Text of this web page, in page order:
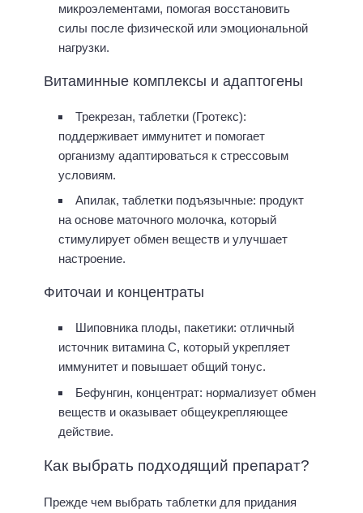
микроэлементами, помогая восстановить
силы после физической или эмоциональной
нагрузки.
Витаминные комплексы и адаптогены
Трекрезан, таблетки (Гротекс):
поддерживает иммунитет и помогает
организму адаптироваться к стрессовым
условиям.
Апилак, таблетки подъязычные: продукт
на основе маточного молочка, который
стимулирует обмен веществ и улучшает
настроение.
Фиточаи и концентраты
Шиповника плоды, пакетики: отличный
источник витамина С, который укрепляет
иммунитет и повышает общий тонус.
Бефунгин, концентрат: нормализует обмен
веществ и оказывает общеукрепляющее
действие.
Как выбрать подходящий препарат?
Прежде чем выбрать таблетки для придания